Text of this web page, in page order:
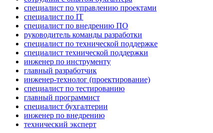
специалист по управлению проектами
специалист по IT
специалист по внедрению ПО
руководитель команды разработки
специалист по технической поддержке
специалист технической поддержки
инженер по инструменту
главный разработчик
инженер-технолог (проектирование)
специалист по тестированию
главный программист
специалист бухгалтерии
инженер по внедрению
технический эксперт